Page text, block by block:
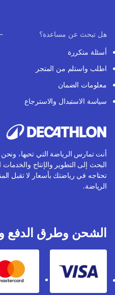
هل تبحث عن مساعدة؟
أسئلة متكررة
اطلب واستلم من المتجر
معلومات الضمان
سياسة الاستبدال والاسترجاع
أنت تمارس الرياضة التي تحبها،
البحث إلى التطوير والإنتاج
تحتاجه في رياضتك بأسعار لا تقبل
الرياضة.
الشحن وطرق الدفع
Visa